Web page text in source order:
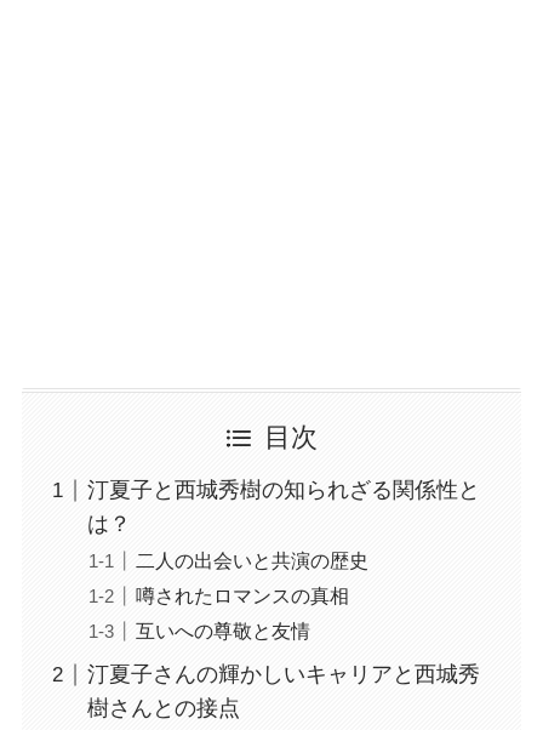
目次
汀夏子と西城秀樹の知られざる関係性と
は？
二人の出会いと共演の歴史
噂されたロマンスの真相
互いへの尊敬と友情
汀夏子さんの輝かしいキャリアと西城秀
樹さんとの接点